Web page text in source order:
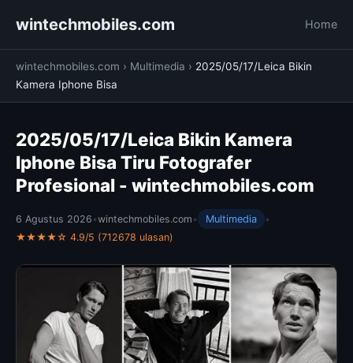
wintechmobiles.com Home
wintechmobiles.com › Multimedia › 2025/05/17/Leica Bikin
Kamera Iphone Bisa
2025/05/17/Leica Bikin Kamera
Iphone Bisa Tiru Fotografer
Profesional - wintechmobiles.com
6 Agustus 2026 •wintechmobiles.com • Multimedia
•
★★★★☆ 4.9/5 (712678 ulasan)